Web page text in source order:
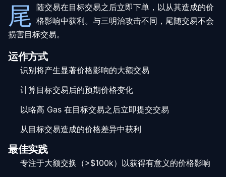
尾 随交易在目标交易之后立即下单，以从其造成的价
格影响中获利。与三明治攻击不同，尾随交易不会
损害目标交易。
运作方式
识别将产生显著价格影响的大额交易
计算目标交易后的预期价格变化
以略高 Gas 在目标交易之后立即提交交易
从目标交易造成的价格差异中获利
最佳实践
专注于大额交换（>$100k）以获得有意义的价格影响